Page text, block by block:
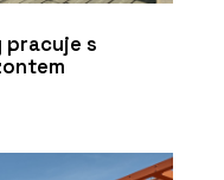
pracuje s